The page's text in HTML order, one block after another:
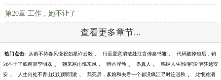
第20章 工作，她不让了
查看更多章节...
热门点击: 从前不待春风慢祝如星许云毅 、 行至爱意消散处江言傅秦书雅 、 代码被掉包后，销
冠不干了魏南晨季明磊 、 朝来寒雨晚来风 、 暗香浮动 、 蛊真人 、 锦绣人生[快穿]爱伊莎越安
安 、 人生何处不青山姐姐顾明澈 、 我死后，爹娘和夫君一个都没疯江寻时连道秋 、 此恨难消